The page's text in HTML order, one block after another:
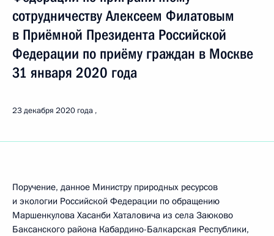
сотрудничеству Алексеем Филатовым
в Приёмной Президента Российской
Федерации по приёму граждан в Москве
31 января 2020 года
23 декабря 2020 года
Поручение, данное Министру природных ресурсов
и экологии Российской Федерации по обращению
Маршенкулова Хасанби Хаталовича из села Заюково
Баксанского района Кабардино-Балкарская Республики,